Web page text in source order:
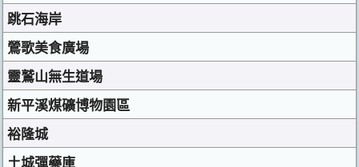
跳石海岸
鶯歌美食廣場
靈鷲山無生道場
新平溪煤礦博物園區
裕隆城
土城彈藥庫